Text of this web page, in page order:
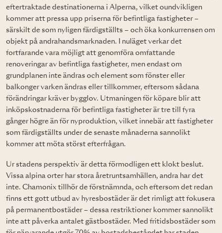
eftertraktade destinationerna i Alperna, vilket oundvikligen
kommer att pressa upp priserna för befintliga fastigheter –
särskilt de som nyligen färdigställts – och öka konkurrensen om
objekt på andrahandsmarknaden. I nuläget verkar det
fortfarande vara möjligt att genomföra omfattande
renoveringar av befintliga fastigheter, men endast om
grundplanen inte ändras och element som fönster eller
balkonger varken ändras eller tillkommer, eftersom sådana
förändringar kräver bygglov. Utmaningen för köpare blir att
inköpskostnaderna för befintliga fastigheter är tre till fyra
gånger högre än för nyproduktion, vilket innebär att fastigheter
som färdigställts under de senaste månaderna sannolikt
kommer att möta störst efterfrågan.
Ur stadens perspektiv är detta förmodligen ett klokt beslut.
Vissa alpina orter har stora åretruntsamhällen, andra har det
inte. Chamonix tillhör de förstnämnda, och eftersom det redan
finns ett gott utbud av hyresbostäder är det rimligt att fokusera
på permanentbostäder – dessa restriktioner kommer sannolikt
inte att påverka antalet gästbostäder. Med fritidsbostäder som